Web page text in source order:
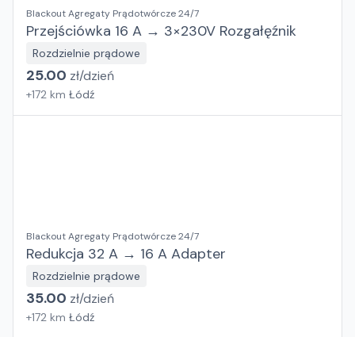
Blackout Agregaty Prądotwórcze 24/7
Przejściówka 16 A → 3×230V Rozgałęźnik
Rozdzielnie prądowe
25.00 zł/dzień
+172 km Łódź
Blackout Agregaty Prądotwórcze 24/7
Redukcja 32 A → 16 A Adapter
Rozdzielnie prądowe
35.00 zł/dzień
+172 km Łódź